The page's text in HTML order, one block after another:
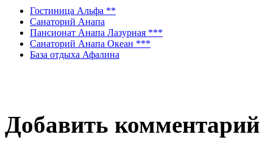
Гостиница Альфа **
Санаторий Анапа
Пансионат Анапа Лазурная ***
Санаторий Анапа Океан ***
База отдыха Афалина
Добавить комментарий